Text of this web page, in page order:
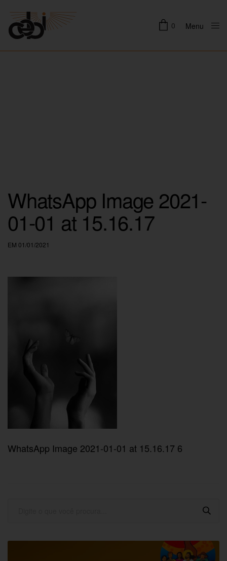
0 Menu
WhatsApp Image 2021-
01-01 at 15.16.17
EM 01/01/2021
WhatsApp Image 2021-01-01 at 15.16.17 6